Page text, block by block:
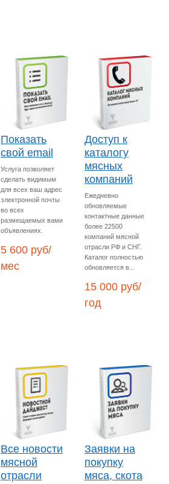
Показать
свой email
Услуга позволяет
сделать видимым
для всех ваш адрес
электронной почты
во всех
размещаемых вами
объявлениях.
5 600 руб/
мес
Доступ к
каталогу
мясных
компаний
Ежедневно
обновляемые
контактные данные
более 22500
компаний мясной
отрасли РФ и СНГ.
Каталог полностью
обновляется в...
15 000 руб/
год
Все новости
мясной
отрасли
Заявки на
покупку
мяса, скота